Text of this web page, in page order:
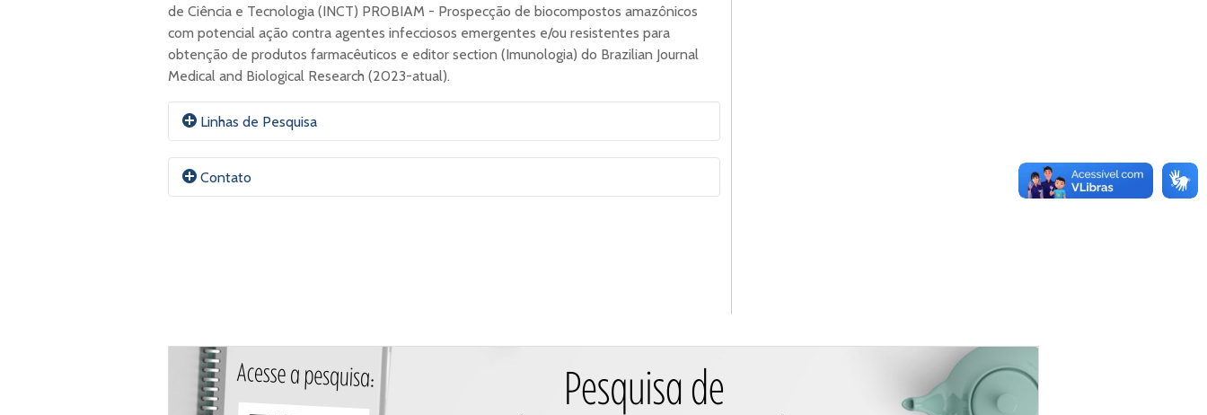
de Ciência e Tecnologia (INCT) PROBIAM - Prospecção de biocompostos amazônicos
com potencial ação contra agentes infecciosos emergentes e/ou resistentes para
obtenção de produtos farmacêuticos e editor section (Imunologia) do Brazilian Journal
Medical and Biological Research (2023-atual).
Linhas de Pesquisa
Imunorregulação em doenças inflamatórias e infeciosas e doenças crônicas não
infecciosas; imunopatogenia de doenças infecciosas, estudo de novas moléculas
Contato
Currículo Lattes
Site